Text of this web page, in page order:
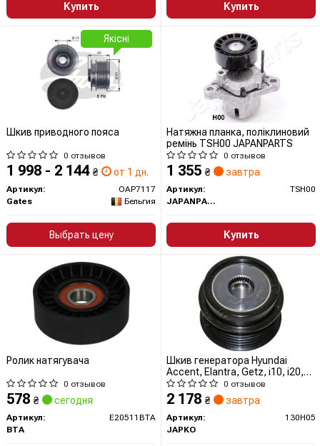
Купить Купить
Шкив приводного пояса
0 отзывов
1 998 - 2 144 ₴ от 1 дн.
Артикул:
OAP7117
Gates
Бельгия
Выбрать цену
Якісні
Натяжна планка, поліклиновий
ремінь TSH00 JAPANPARTS
0 отзывов
1 355 ₴ завтра
Артикул:
TSH00
JAPANPARTS
Купить
Ролик натягувача
0 отзывов
578 ₴ сегодня
Артикул:
E20511BTA
BTA
Шкив генератора Hyundai
Accent, Elantra, Getz, i10, i20,
i30, i40/Kia Ceed 1.1-1.6 CRDI
(05-) (130H05) JAPKO
0 отзывов
2 178 ₴ завтра
Артикул:
130H05
JAPKO